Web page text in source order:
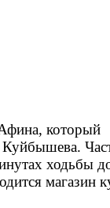
который
Куйбышева.
ходьбы
магазин